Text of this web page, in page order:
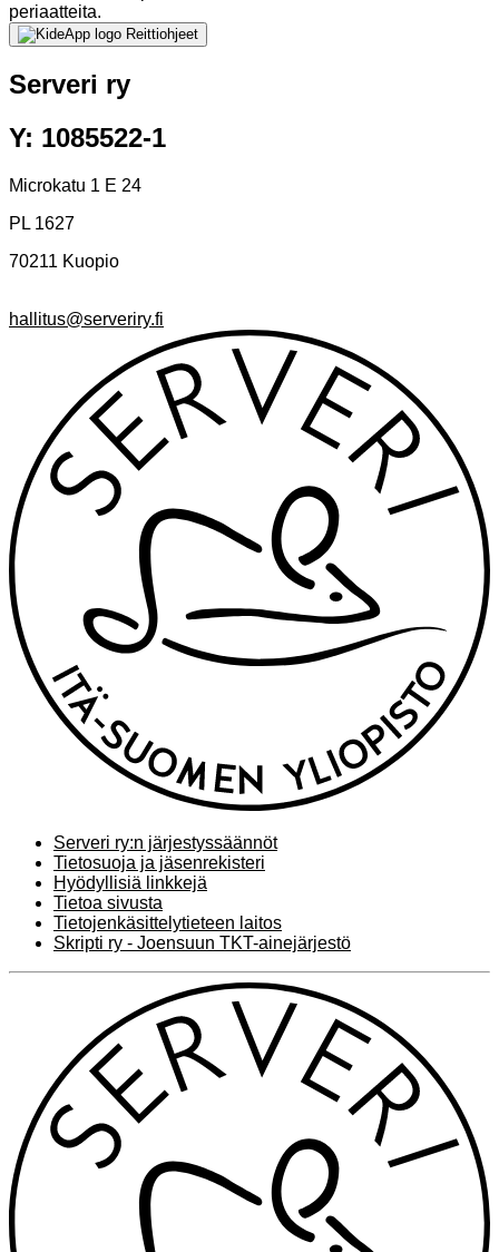
periaatteita.
Reittiohjeet
Serveri ry
Y: 1085522-1
Microkatu 1 E 24
PL 1627
70211 Kuopio
hallitus@serveriry.fi
Serveri ry:n järjestyssäännöt
Tietosuoja ja jäsenrekisteri
Hyödyllisiä linkkejä
Tietoa sivusta
Tietojenkäsittelytieteen laitos
Skripti ry - Joensuun TKT-ainejärjestö